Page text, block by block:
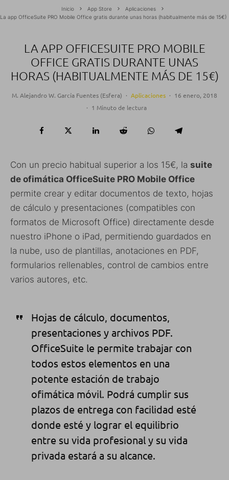
Inicio App Store
Aplicaciones
La app OfficeSuite PRO Mobile Office gratis durante unas horas (habitualmente más de 15€)
LA APP OFFICESUITE PRO MOBILE
OFFICE GRATIS DURANTE UNAS
HORAS (HABITUALMENTE MÁS DE 15€)
M. Alejandro W. García Fuentes (Esfera) · Aplicaciones · 16 enero, 2018
· 1 Minuto de lectura
Con un precio habitual superior a los 15€, la suite
de ofimática OfficeSuite PRO Mobile Office
permite crear y editar documentos de texto, hojas
de cálculo y presentaciones (compatibles con
formatos de Microsoft Office) directamente desde
nuestro iPhone o iPad, permitiendo guardados en
la nube, uso de plantillas, anotaciones en PDF,
formularios rellenables, control de cambios entre
varios autores, etc.
Hojas de cálculo, documentos,
presentaciones y archivos PDF.
OfficeSuite le permite trabajar con
todos estos elementos en una
potente estación de trabajo
ofimática móvil. Podrá cumplir sus
plazos de entrega con facilidad esté
donde esté y lograr el equilibrio
entre su vida profesional y su vida
privada estará a su alcance.